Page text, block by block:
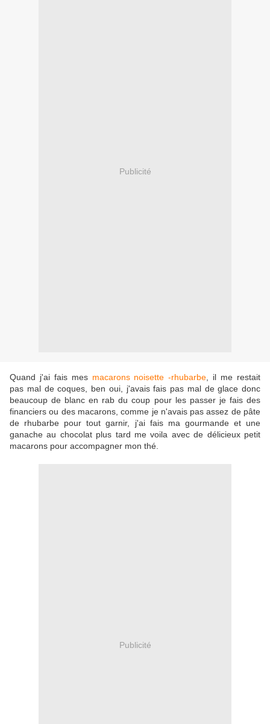
Publicité
Quand j'ai fais mes macarons noisette -rhubarbe , il me restait
pas mal de coques, ben oui, j'avais fais pas mal de glace donc
beaucoup de blanc en rab du coup pour les passer je fais des
financiers ou des macarons, comme je n'avais pas assez de pâte
de rhubarbe pour tout garnir, j'ai fais ma gourmande et une
ganache au chocolat plus tard me voila avec de délicieux petit
macarons pour accompagner mon thé.
Publicité